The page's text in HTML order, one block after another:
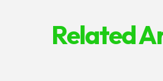
Related